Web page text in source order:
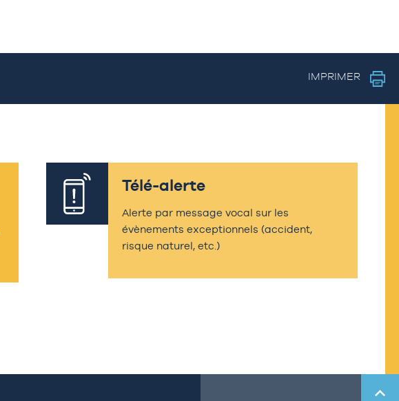
IMPRIMER
Télé-alerte
Alerte par message vocal sur les
évènements exceptionnels (accident,
risque naturel, etc.)